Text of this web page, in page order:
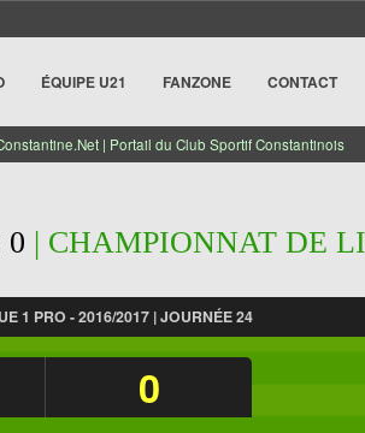
ÉQUIPE U21 FANZONE CONTACT
| Portail du Club Sportif Constantinois
0 | CHAMPIONNAT DE
1 PRO - 2016/2017 | JOURNÉE 24
0